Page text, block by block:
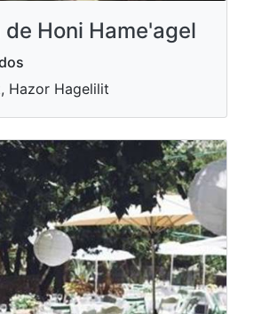
de Honi Hame'agel
Hazor Hagelilit